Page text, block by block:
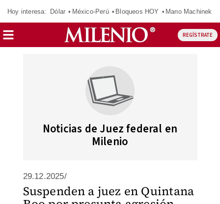
Hoy interesa: Dólar México-Perú Bloqueos HOY Mano Machinek
REGÍSTRATE
Noticias de Juez federal en
Milenio
29.12.2025/
Suspenden a juez en Quintana